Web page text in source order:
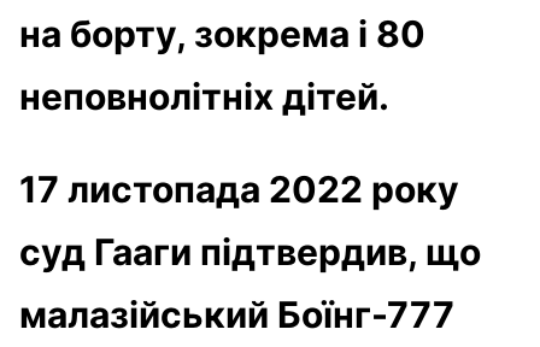
на борту, зокрема і 80
неповнолітніх дітей.
17 листопада 2022 року
суд Гааги підтвердив, що
малазійський Боїнг-777